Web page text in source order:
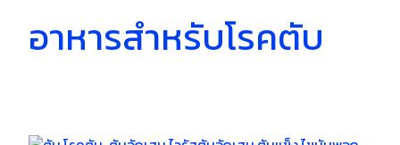
อาหารสำหรับโรคตับ